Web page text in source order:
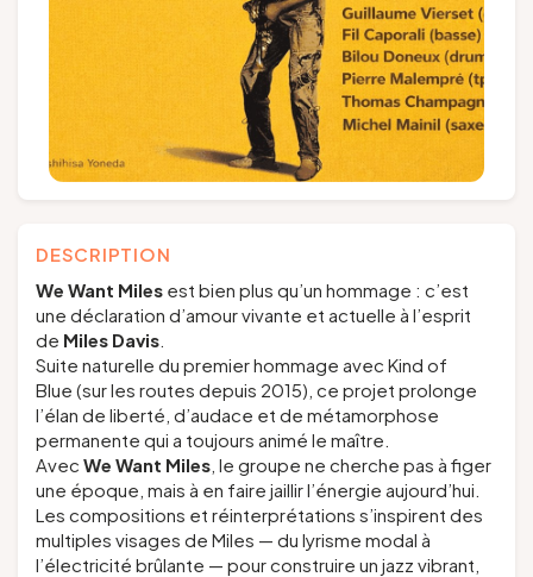
DESCRIPTION
We Want Miles est bien plus qu’un hommage : c’est
une déclaration d’amour vivante et actuelle à l’esprit
de Miles Davis
Suite naturelle du premier hommage avec Kind of
Blue (sur les routes depuis 2015), ce projet prolonge
l’élan de liberté, d’audace et de métamorphose
permanente qui a toujours animé le maître.
Avec We Want Miles , le groupe ne cherche pas à figer
une époque, mais à en faire jaillir l’énergie aujourd’hui.
Les compositions et réinterprétations s’inspirent des
multiples visages de Miles — du lyrisme modal à
l’électricité brûlante — pour construire un jazz vibrant,